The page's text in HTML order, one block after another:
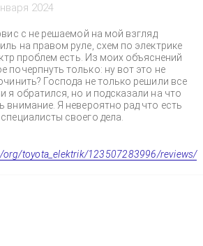
2024
с не решаемой на мой взгляд
на правом руле, схем по электрике
проблем есть. Из моих объяснений
почерпнуть только: ну вот это не
Господа не только решили все
я обратился, но и подсказали на что
внимание. Я невероятно рад что есть
своего дела.
org/toyota_elektrik/123507283996/reviews/